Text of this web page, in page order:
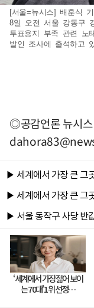
[서울=뉴시스] 배훈식
8일 오전 서울 강동구
투표용지 부족 관련 노
발인 조사에 출석하고
◎공감언론 뉴시스